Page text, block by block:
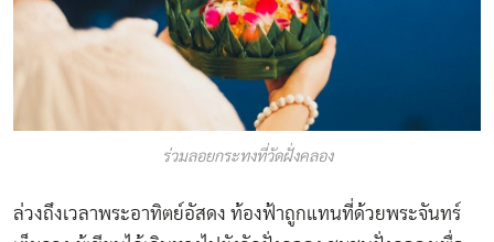
ร่วมลอยกระทงที่วัดฝั่งคลอง
ล่วงถึงเวลาพระอาทิตย์อัสดง ท้องฟ้าถูกแทนที่ด้วยพระจันทร์